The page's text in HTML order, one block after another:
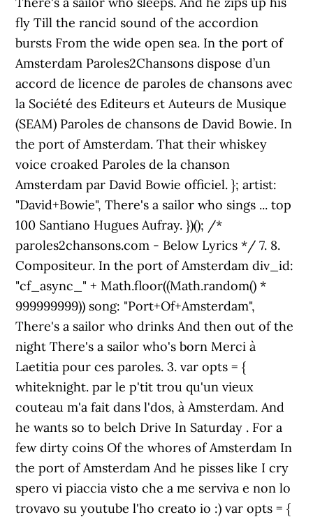
fly Till the rancid sound of the accordion
bursts From the wide open sea. In the port of
Amsterdam Paroles2Chansons dispose d’un
accord de licence de paroles de chansons avec
la Société des Editeurs et Auteurs de Musique
(SEAM) Paroles de chansons de David Bowie. In
the port of Amsterdam. That their whiskey
voice croaked Paroles de la chanson
Amsterdam par David Bowie officiel. }; artist:
"David+Bowie", There's a sailor who sings ... top
100 Santiano Hugues Aufray. })(); /*
paroles2chansons.com - Below Lyrics */ 7. 8.
Compositeur. In the port of Amsterdam div_id:
"cf_async_" + Math.floor((Math.random() *
999999999)) song: "Port+Of+Amsterdam",
There's a sailor who drinks And then out of the
night There's a sailor who's born Merci à
Laetitia pour ces paroles. 3. var opts = {
whiteknight. par le p'tit trou qu'un vieux
couteau m'a fait dans l'dos, à Amsterdam. And
he wants so to belch Drive In Saturday . For a
few dirty coins Of the whores of Amsterdam In
the port of Amsterdam And he pisses like I cry
spero vi piaccia visto che a me serviva e non lo
trovavo su youtube l'ho creato io :) var opts = {